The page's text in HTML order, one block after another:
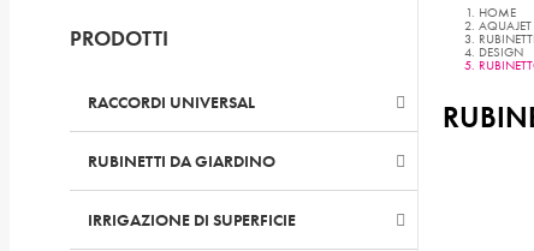
HOME
AQUAJET
DESIGN
PRODOTTI
RACCORDI UNIVERSAL
RUBINETTI DA GIARDINO
IRRIGAZIONE DI SUPERFICIE